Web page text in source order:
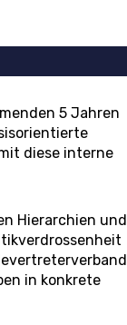
5 Jahren
diese interne
Hierarchien und
in konkrete